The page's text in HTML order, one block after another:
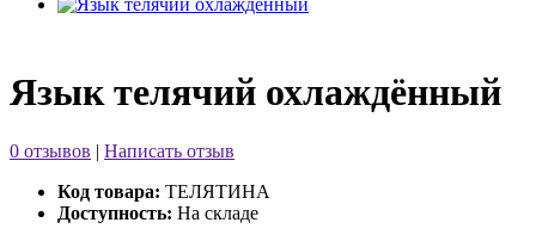
Язык телячий охлаждённый
0 отзывов | Написать отзыв
Код товара: ТЕЛЯТИНА
Доступность: На складе